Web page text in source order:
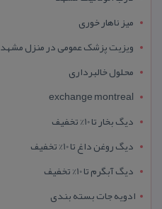
میز ناهار خوری
ویزیت پزشک عمومی در منزل مشهد
محلول خالبرداری
exchange montreal
دیگ بخار تا 10% تخفیف
دیگ روغن داغ تا 10% تخفیف
دیگ آبگرم تا 10% تخفیف
ادویه جات بسته بندی